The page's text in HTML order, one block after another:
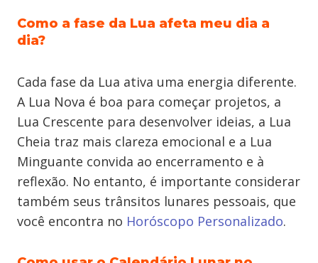
Como a fase da Lua afeta meu dia a
dia?
Cada fase da Lua ativa uma energia diferente.
A Lua Nova é boa para começar projetos, a
Lua Crescente para desenvolver ideias, a Lua
Cheia traz mais clareza emocional e a Lua
Minguante convida ao encerramento e à
reflexão. No entanto, é importante considerar
também seus trânsitos lunares pessoais, que
você encontra no Horóscopo Personalizado.